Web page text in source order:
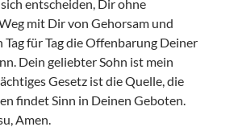
entscheiden, Dir ohne
mit Dir von Gehorsam und
für Tag die Offenbarung Deiner
Dein geliebter Sohn ist mein
Gesetz ist die Quelle, die
findet Sinn in Deinen Geboten.
Amen.